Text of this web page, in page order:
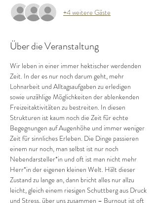
+4 weitere Gäste
Über die Veranstaltung
Wir leben in einer immer hektischer werdenden
Zeit. In der es nur noch darum geht, mehr
Lohnarbeit und Alltagsaufgaben zu erledigen
sowie unzählige Möglichkeiten der ablenkenden
Freizeitaktivitäten zu bestreiten. In diesen
Strukturen ist kaum noch die Zeit für echte
Begegnungen auf Augenhöhe und immer weniger
Zeit für sinnliches Erleben. Die Dinge passieren
einem nur noch, man selbst ist nur noch
Nebendarsteller*in und oft ist man nicht mehr
Herr*in der eigenen kleinen Welt. Hält dieser
Zustand zu lange an, dann bricht alles nur allzu
leicht, gleich einem riesigen Schuttberg aus Druck
und Stress, über uns zusammen – Burnout ist oft